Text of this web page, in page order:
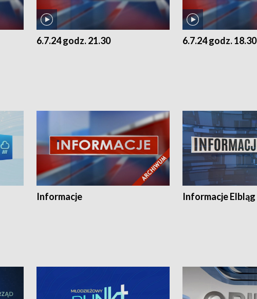
6.7.24 godz. 21.30 6.7.24 godz. 18.30
Informacje Informacje Elbląg